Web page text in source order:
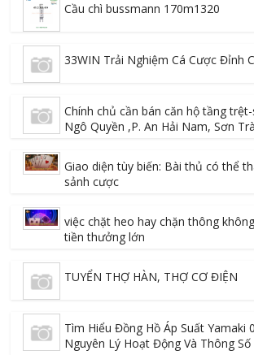
Cầu chì bussmann 170m1320
33WIN Trải Nghiệm Cá Cược Đỉnh
Chính chủ cần bán căn hộ tầng
Ngô Quyền ,P. An Hải Nam, Sơn
Giao diện tùy biến: Bài thủ có thể
sảnh cược
việc chặt heo hay chặn thông
tiền thưởng lớn
TUYỂN THỢ HÀN, THỢ CƠ ĐIỆN
Tìm Hiểu Đồng Hồ Áp Suất Yamaki
Nguyên Lý Hoạt Động Và Thông